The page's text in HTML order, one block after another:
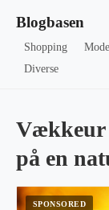
Blogbasen
Shopping Mode
Diverse
Vækkeur
på en